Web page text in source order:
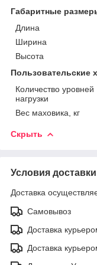
Габаритные
Длина
Ширина
Высота
Пользовательские
Количество уровней
нагрузки
Вес маховика, кг
Скрыть
Условия доставки
Доставка
Самовывоз
Доставка
Доставка